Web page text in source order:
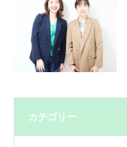
カテゴリー